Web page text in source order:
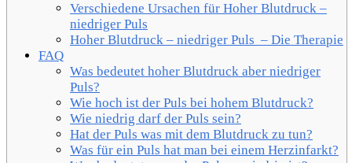
Verschiedene Ursachen für Hoher Blutdruck –
niedriger Puls
Hoher Blutdruck – niedriger Puls – Die Therapie
FAQ
Was bedeutet hoher Blutdruck aber niedriger
Puls?
Wie hoch ist der Puls bei hohem Blutdruck?
Wie niedrig darf der Puls sein?
Hat der Puls was mit dem Blutdruck zu tun?
Was für ein Puls hat man bei einem Herzinfarkt?